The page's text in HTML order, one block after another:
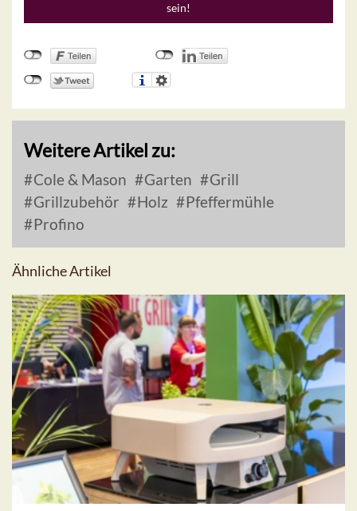
sein!
Weitere Artikel zu:
Cole & Mason Garten
Grill
Grillzubehör
Holz
Pfeffermühle
Profino
Ähnliche Artikel